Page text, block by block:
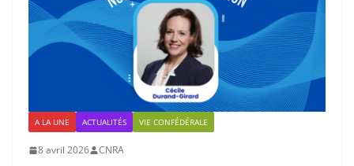
A LA UNE ACTUALITÉS VIE CONFÉDÉRALE
8 avril 2026 CNRA